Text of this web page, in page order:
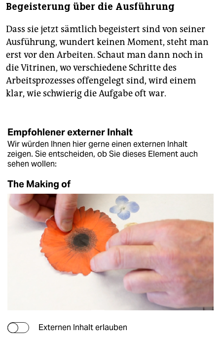
Begeisterung über die Ausführung
Dass sie jetzt sämtlich begeistert sind von seiner
Ausführung, wundert keinen Moment, steht man
erst vor den Arbeiten. Schaut man dann noch in
die Vitrinen, wo verschiedene Schritte des
Arbeitsprozesses offengelegt sind, wird einem
klar, wie schwierig die Aufgabe oft war.
Empfohlener externer Inhalt
Wir würden Ihnen hier gerne einen externen Inhalt
zeigen. Sie entscheiden, ob Sie dieses Element auch
sehen wollen:
The Making of
Externen Inhalt erlauben